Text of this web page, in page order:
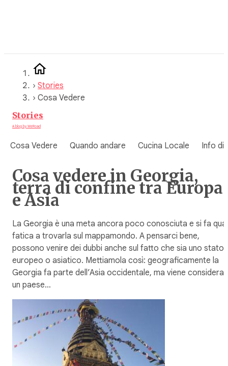
› Stories
› Cosa Vedere
Stories
A blog by WeRoad
Cosa Vedere Quando andare Cucina Locale Info di
Cosa vedere in Georgia,
terra di confine tra Europa
e Asia
La Georgia è una meta ancora poco conosciuta e si fa
fatica a trovarla sul mappamondo. A pensarci bene,
possono venire dei dubbi anche sul fatto che sia uno stato
europeo o asiatico. Mettiamola così: geograficamente la
Georgia fa parte dell’Asia occidentale, ma viene
un paese…